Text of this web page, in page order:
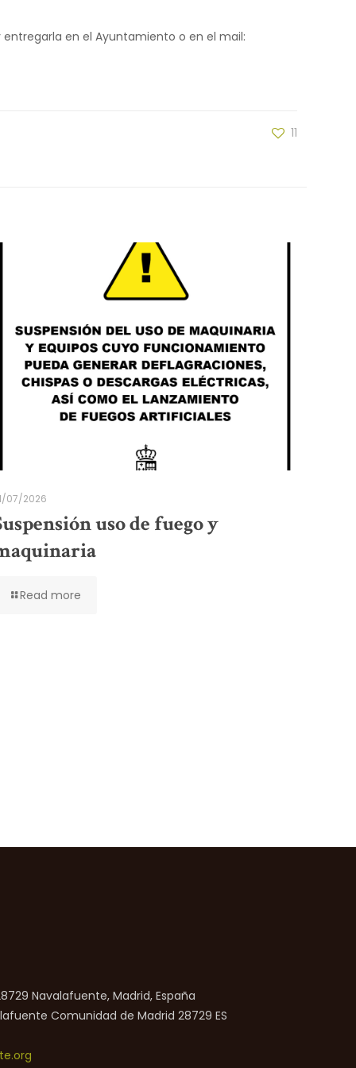
en el Ayuntamiento o en el mail:
11
07/2026
uso de fuego y
Read more
Navalafuente, Madrid, España
Comunidad de Madrid 28729 ES